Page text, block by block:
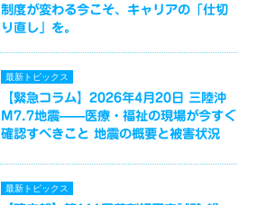
制度が変わる今こそ、キャリアの「仕切
り直し」を。
最新トピックス
【緊急コラム】2026年4月20日 三陸沖
M7.7地震——医療・福祉の現場が今すぐ
確認すべきこと 地震の概要と被害状況
最新トピックス